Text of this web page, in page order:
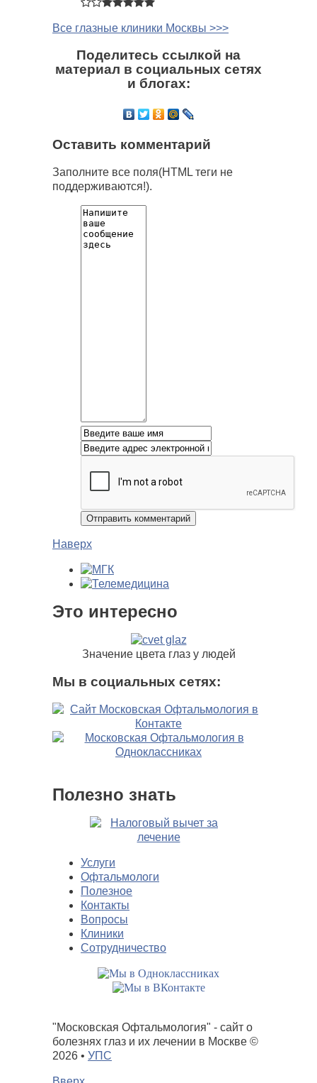
Все глазные клиники Москвы >>>
Поделитесь ссылкой на
материал в социальных сетях
и блогах:
Оставить комментарий
Заполните все поля(HTML теги не
поддерживаются!).
Наверх
Это интересно
Значение цвета глаз у людей
Мы в социальных сетях:
Полезно знать
Услуги
Офтальмологи
Полезное
Контакты
Вопросы
Клиники
Сотрудничество
"Московская Офтальмология" - сайт о
болезнях глаз и их лечении в Москве ©
2026 • УПС